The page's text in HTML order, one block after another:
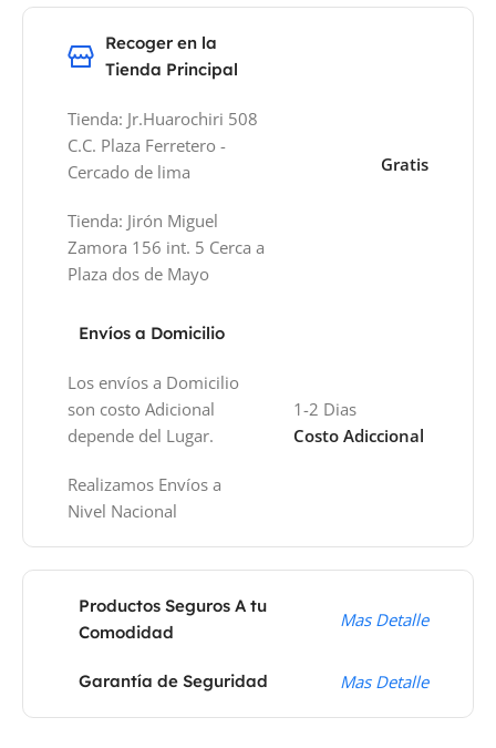
Recoger en la
Tienda Principal
Tienda: Jr.Huarochiri 508
C.C. Plaza Ferretero -
Cercado de lima
Tienda: Jirón Miguel
Zamora 156 int. 5 Cerca a
Plaza dos de Mayo
Gratis
Envíos a Domicilio
Los envíos a Domicilio
son costo Adicional
depende del Lugar.
Realizamos Envíos a
Nivel Nacional
1-2 Dias
Costo Adiccional
Productos Seguros A tu
Comodidad
Mas Detalle
Garantía de Seguridad Mas Detalle